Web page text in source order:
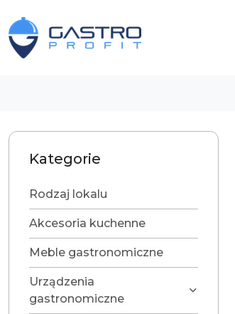
Przejdź do treści głównej
Przejdź do wyszukiwarki
Przejdź do moje konto
Przejdź do menu głównego
Przejdź do stopki
Kategorie
Rodzaj lokalu
Akcesoria kuchenne
Meble gastronomiczne
Urządzenia
gastronomiczne